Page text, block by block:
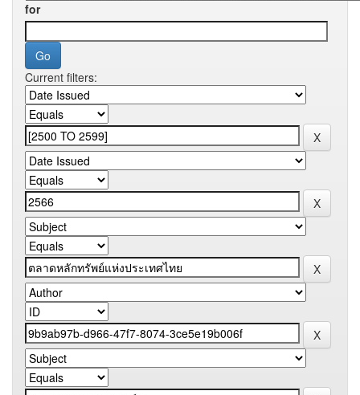
for
Current filters: